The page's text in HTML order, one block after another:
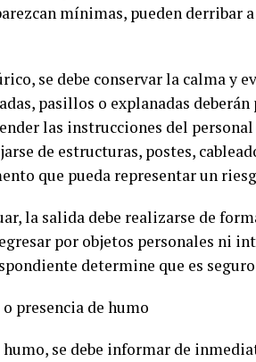
mínimas, pueden derribar
se debe conservar la calma y
pasillos o explanadas
las instrucciones del
de estructuras, postes,
que pueda representar un
la salida debe realizarse de
por objetos personales ni
determine que es
presencia de humo
se debe informar de